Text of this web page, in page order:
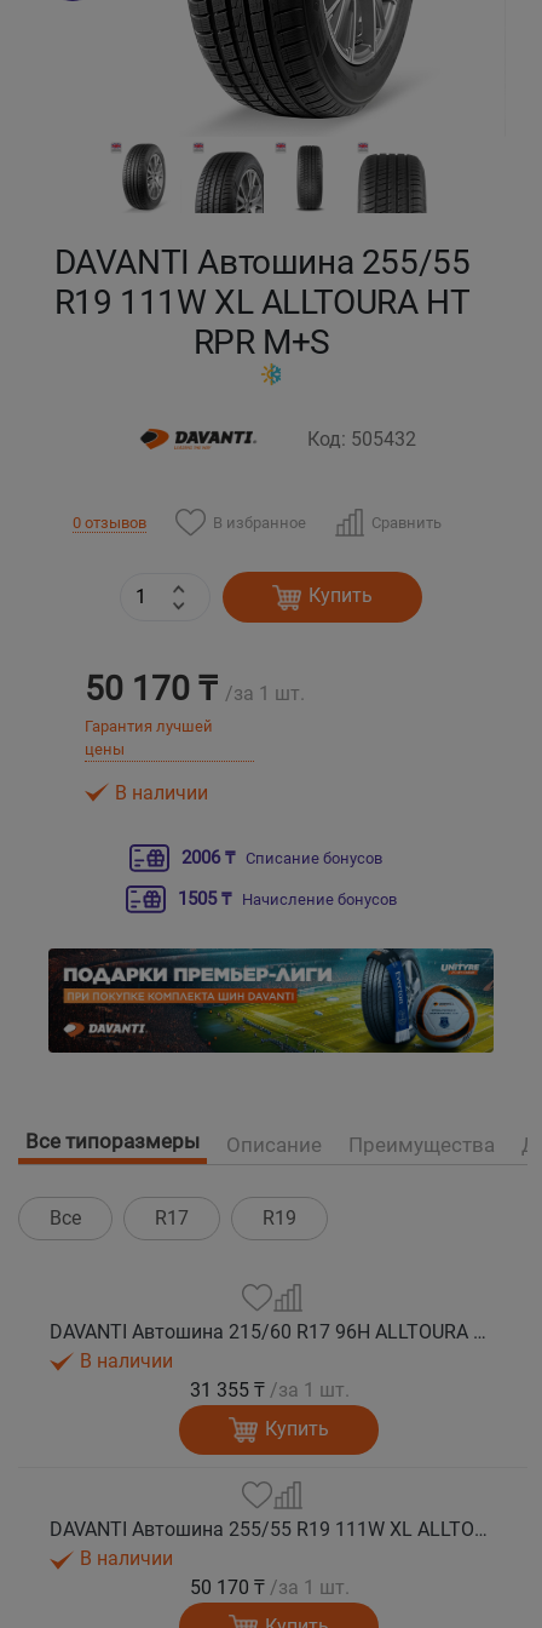
DAVANTI Автошина 255/55
R19 111W XL ALLTOURA HT
RPR M+S
Код: 505432
0 отзывов В избранное Сравнить
Купить
50 170 ₸ /за 1 шт.
Гарантия лучшей
цены
В наличии
2006 ₸ Списание бонусов
1505 ₸ Начисление бонусов
Все типоразмеры Описание Преимущества
Все R17 R19
DAVANTI Автошина 215/60 R17 96H ALLTOURA HT RPR M+S
В наличии
31 355 ₸ /за 1 шт.
Купить
DAVANTI Автошина 255/55 R19 111W XL ALLTOURA HT RPR M+S
В наличии
50 170 ₸ /за 1 шт.
Кызылорда
Петропавловск
Темиртау
Шымкент
Экибастуз